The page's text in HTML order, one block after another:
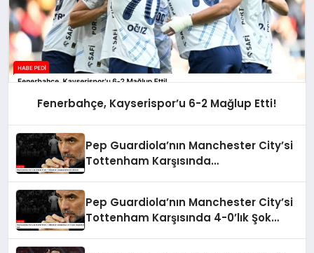
Fenerbahçe, Kayserispor’u 6-2 Mağlup Etti!
Pep Guardiola’nın Manchester City’si
Tottenham Karşısında
Pep Guardiola’nın Manchester City’si
Tottenham Karşısında 4-0’lık Şok